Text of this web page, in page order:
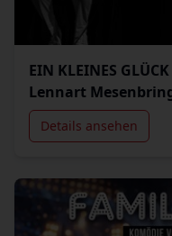
EIN KLEINES
Lennart
Details ansehen